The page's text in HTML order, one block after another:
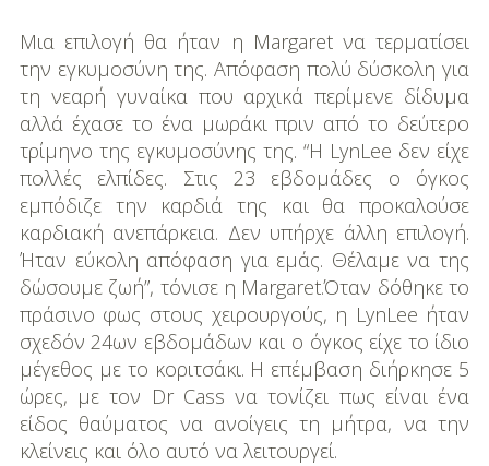
Μια επιλογή θα ήταν η Margaret να τερματίσει
την εγκυμοσύνη της. Απόφαση πολύ δύσκολη για
τη νεαρή γυναίκα που αρχικά περίμενε δίδυμα
αλλά έχασε το ένα μωράκι πριν από το δεύτερο
τρίμηνο της εγκυμοσύνης της. “Η LynLee δεν είχε
πολλές ελπίδες. Στις 23 εβδομάδες ο όγκος
εμπόδιζε την καρδιά της και θα προκαλούσε
καρδιακή ανεπάρκεια. Δεν υπήρχε άλλη επιλογή.
Ήταν εύκολη απόφαση για εμάς. Θέλαμε να της
δώσουμε ζωή”, τόνισε η Margaret.Όταν δόθηκε το
πράσινο φως στους χειρουργούς, η LynLee ήταν
σχεδόν 24ων εβδομάδων και ο όγκος είχε το ίδιο
μέγεθος με το κοριτσάκι. Η επέμβαση διήρκησε 5
ώρες, με τον Dr Cass να τονίζει πως είναι ένα
είδος θαύματος να ανοίγεις τη μήτρα, να την
κλείνεις και όλο αυτό να λειτουργεί.